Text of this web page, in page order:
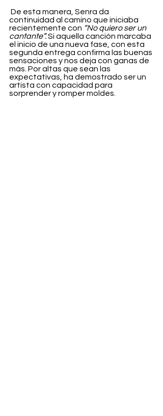
continuidad al camino que iniciaba
recientemente con “No quiero ser un
cantante”. Si aquella canción marcaba
el inicio de una nueva fase, con esta
segunda entrega confirma las buenas
sensaciones y nos deja con ganas de
más. Por altas que sean las
expectativas, ha demostrado ser un
artista con capacidad para
sorprender y romper moldes.